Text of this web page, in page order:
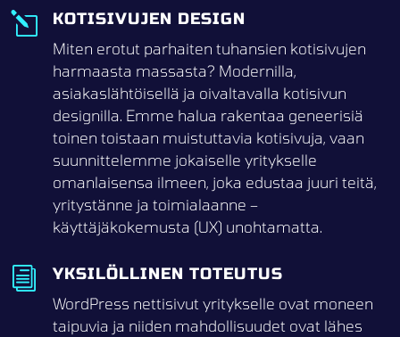
l KOTISIVUJEN DESIGN
Miten erotut parhaiten tuhansien kotisivujen
harmaasta massasta? Modernilla,
asiakaslähtöisellä ja oivaltavalla kotisivun
designilla. Emme halua rakentaa geneerisiä
toinen toistaan muistuttavia kotisivuja, vaan
suunnittelemme jokaiselle yritykselle
omanlaisensa ilmeen, joka edustaa juuri teitä,
yritystänne ja toimialaanne –
käyttäjäkokemusta (UX) unohtamatta.
i YKSILÖLLINEN TOTEUTUS
WordPress nettisivut yritykselle ovat moneen
taipuvia ja niiden mahdollisuudet ovat lähes